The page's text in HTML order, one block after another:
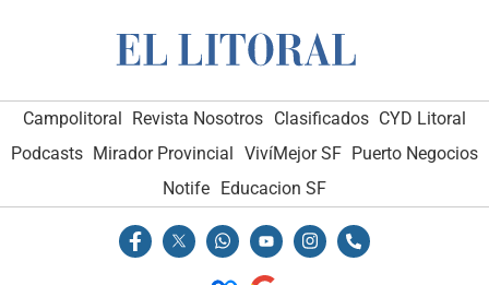
Campolitoral Revista Nosotros Clasificados CYD Litoral
Podcasts Mirador Provincial VivíMejor SF Puerto Negocios
Notife Educacion SF